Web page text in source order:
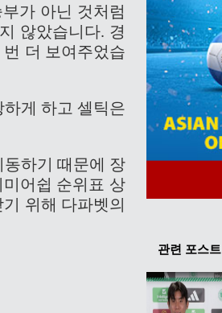
가 아닌 것처럼
않았습니다. 경
더 보여주었습
게 하고 셀틱은
하기 때문에 장
어쉽 순위표 상
위해 다파벳의
관련 포스트